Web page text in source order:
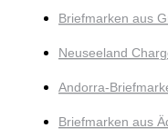
Briefmarken aus
Neuseeland
Andorra-
Briefmarken aus